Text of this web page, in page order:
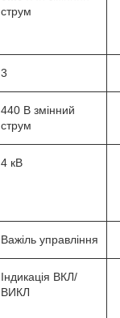
струм
3
440 В змінний
струм
4 кВ
Важіль управління
Індикація ВКЛ/
ВИКЛ